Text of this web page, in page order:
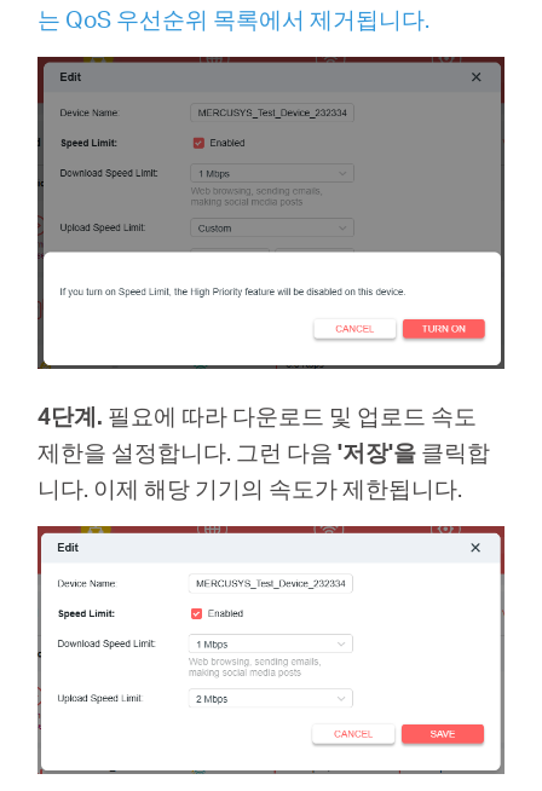
는 QoS 우선순위 목록에서 제거됩니다.
4단계. 필요에 따라 다운로드 및 업로드 속도
제한을 설정합니다. 그런 다음'저장'을 클릭합
니다. 이제 해당 기기의 속도가 제한됩니다.